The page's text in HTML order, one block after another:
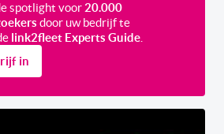
spotlight voor20.000
door uw bedrijf te
link2fleet Experts Guide.
in